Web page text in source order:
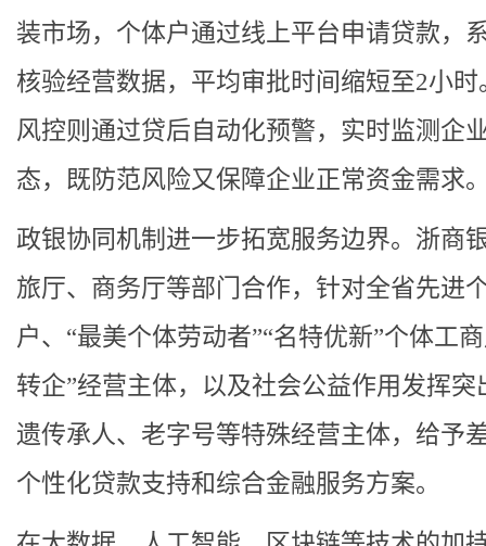
装市场，个体户通过线上平台申请贷款，
核验经营数据，平均审批时间缩短至2小时
风控则通过贷后自动化预警，实时监测企
态，既防范风险又保障企业正常资金需求
政银协同机制进一步拓宽服务边界。浙商
旅厅、商务厅等部门合作，针对全省先进
户、“最美个体劳动者”“名特优新”个体工
转企”经营主体，以及社会公益作用发挥突
遗传承人、老字号等特殊经营主体，给予
个性化贷款支持和综合金融服务方案。